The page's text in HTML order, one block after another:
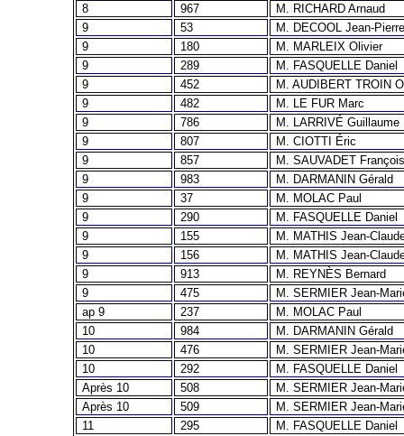
8
967
M. RICHARD Arnaud
9
53
M. DECOOL Jean-
9
180
M. MARLEIX Olivier
9
289
M. FASQUELLE Daniel
9
452
M. AUDIBERT TROIN
9
482
M. LE FUR Marc
9
786
M. LARRIVÉ Guillaume
9
807
M. CIOTTI Éric
9
857
M. SAUVADET
9
983
M. DARMANIN Gérald
9
37
M. MOLAC Paul
9
290
M. FASQUELLE Daniel
9
155
M. MATHIS Jean-
9
156
M. MATHIS Jean-
9
913
M. REYNÈS Bernard
9
475
M. SERMIER Jean-
ap 9
237
M. MOLAC Paul
10
984
M. DARMANIN Gérald
10
476
M. SERMIER Jean-
10
292
M. FASQUELLE Daniel
Après 10
508
M. SERMIER Jean-
Après 10
509
M. SERMIER Jean-
11
295
M. FASQUELLE Daniel